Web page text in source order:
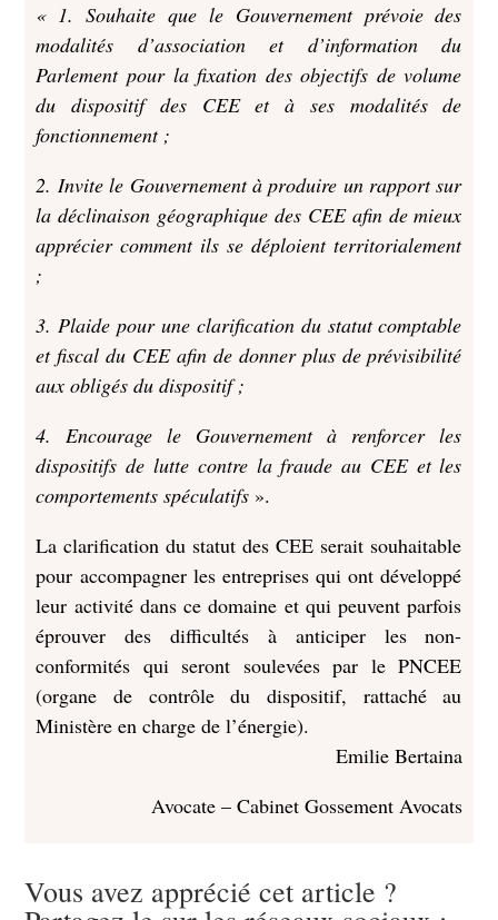
« 1. Souhaite que le Gouvernement prévoie des
modalités d’association et d’information du
Parlement pour la fixation des objectifs de volume
du dispositif des CEE et à ses modalités de
fonctionnement ;
2. Invite le Gouvernement à produire un rapport sur
la déclinaison géographique des CEE afin de mieux
apprécier comment ils se déploient territorialement
;
3. Plaide pour une clarification du statut comptable
et fiscal du CEE afin de donner plus de prévisibilité
aux obligés du dispositif ;
4. Encourage le Gouvernement à renforcer les
dispositifs de lutte contre la fraude au CEE et les
comportements spéculatifs ».
La clarification du statut des CEE serait souhaitable
pour accompagner les entreprises qui ont développé
leur activité dans ce domaine et qui peuvent parfois
éprouver des difficultés à anticiper les non-
conformités qui seront soulevées par le PNCEE
(organe de contrôle du dispositif, rattaché au
Ministère en charge de l’énergie).
Emilie Bertaina
Avocate – Cabinet Gossement Avocats
Vous avez apprécié cet article ?